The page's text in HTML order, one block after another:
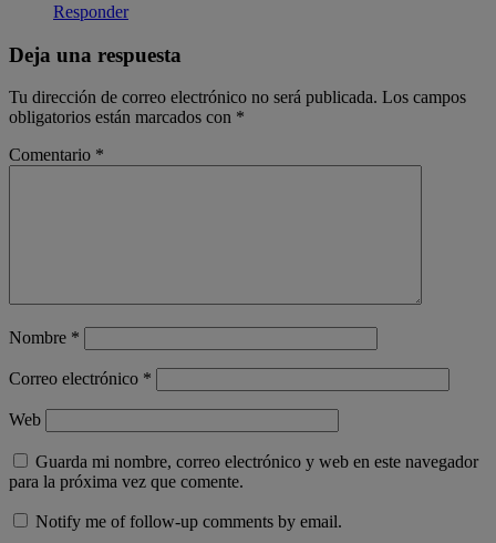
Responder
Deja una respuesta
Tu dirección de correo electrónico no será publicada. Los campos
obligatorios están marcados con *
Comentario *
Nombre *
Correo electrónico *
Web
Guarda mi nombre, correo electrónico y web en este navegador
para la próxima vez que comente.
Notify me of follow-up comments by email.